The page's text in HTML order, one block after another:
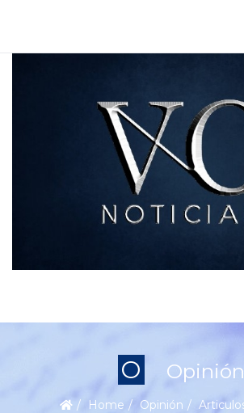
O Opinión
Home Opinión